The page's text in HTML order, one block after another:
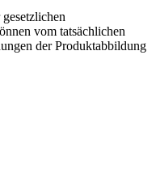
vom tatsächlichen
der Produktabbildung